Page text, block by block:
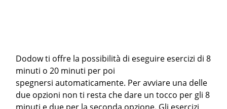
Dodow ti offre la possibilità di eseguire esercizi di 8
minuti o 20 minuti per poi
spegnersi automaticamente. Per avviare una delle
due opzioni non ti resta che dare un tocco per gli 8